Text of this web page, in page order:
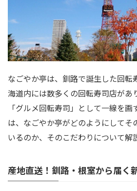
なごやか亭は、釧路で誕生した回転
海道内には数多くの回転寿司店があ
「グルメ回転寿司」として一線を画
は、なごやか亭がどのようにしてそ
いるのか、そのこだわりについて解
産地直送！釧路・根室から届く